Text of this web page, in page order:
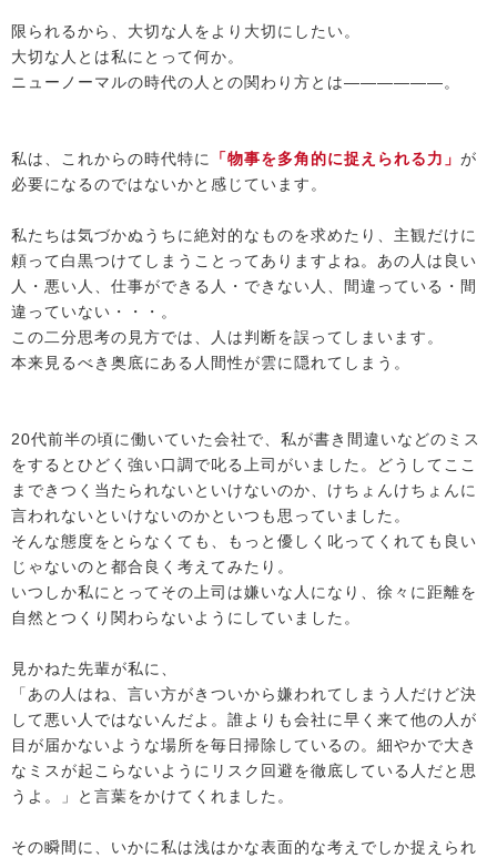
限られるから、大切な人をより大切にしたい。
大切な人とは私にとって何か。
ニューノーマルの時代の人との関わり方とは――――――。
私は、これからの時代特に 「物事を多角的に捉えられる力」 が
必要になるのではないかと感じています。
私たちは気づかぬうちに絶対的なものを求めたり、主観だけに
頼って白黒つけてしまうことってありますよね。あの人は良い
人・悪い人、仕事ができる人・できない人、間違っている・間
違っていない・・・。
この二分思考の見方では、人は判断を誤ってしまいます。
本来見るべき奥底にある人間性が雲に隠れてしまう。
20代前半の頃に働いていた会社で、私が書き間違いなどのミス
をするとひどく強い口調で叱る上司がいました。どうしてここ
まできつく当たられないといけないのか、けちょんけちょんに
言われないといけないのかといつも思っていました。
そんな態度をとらなくても、もっと優しく叱ってくれても良い
じゃないのと都合良く考えてみたり。
いつしか私にとってその上司は嫌いな人になり、徐々に距離を
自然とつくり関わらないようにしていました。
見かねた先輩が私に、
「あの人はね、言い方がきついから嫌われてしまう人だけど決
して悪い人ではないんだよ。誰よりも会社に早く来て他の人が
目が届かないような場所を毎日掃除しているの。細やかで大き
なミスが起こらないようにリスク回避を徹底している人だと思
うよ。」と言葉をかけてくれました。
その瞬間に、いかに私は浅はかな表面的な考えでしか捉えられ